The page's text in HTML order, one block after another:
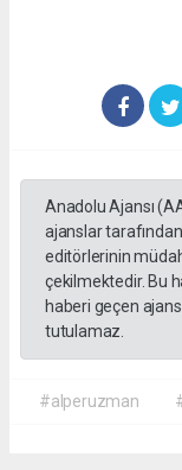
Anadolu Ajansı
ajanslar
editörlerinin
çekilmektedir. Bu
haberi geçen
tutulamaz.
#alperuzman